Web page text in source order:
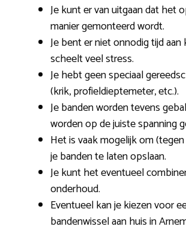
Je kunt er van uitgaan dat het
manier gemonteerd wordt.
Je bent er niet onnodig tijd
scheelt veel stress.
Je hebt geen speciaal
(krik, profieldieptemeter, etc.).
Je banden worden tevens
worden op de juiste spanning
Het is vaak mogelijk om
je banden te laten opslaan.
Je kunt het eventueel
onderhoud.
Eventueel kan je kiezen voor
bandenwissel aan huis in